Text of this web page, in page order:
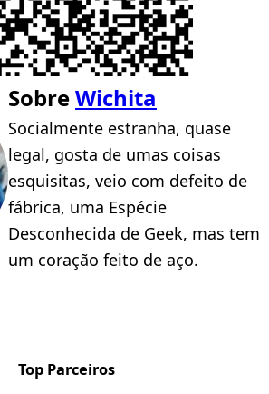
SobreWichita
Socialmente estranha, quase
legal, gosta de umas coisas
esquisitas, veio com defeito de
fábrica, uma Espécie
Desconhecida de Geek, mas tem
um coração feito de aço.
Top Parceiros